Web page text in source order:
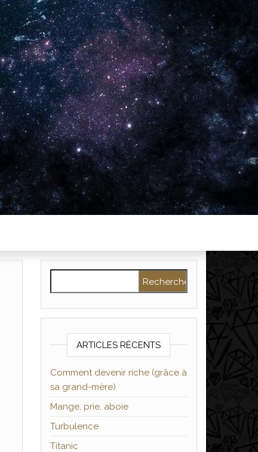
ARTICLES RÉCENTS
Comment devenir riche (grâce à
sa grand-mère)
Mange, prie, aboie
Turbulence
Titanic